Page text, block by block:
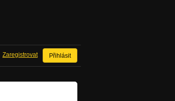
Přihlásit
Zaregistrovat